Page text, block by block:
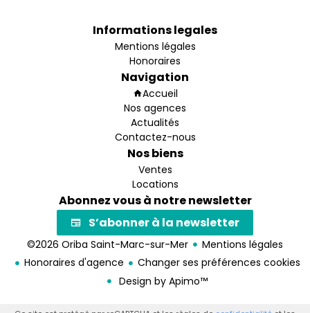
Informations legales
Mentions légales
Honoraires
Navigation
Accueil
Nos agences
Actualités
Contactez-nous
Nos biens
Ventes
Locations
Abonnez vous à notre newsletter
S’abonner à la newsletter
©2026 Oriba Saint-Marc-sur-Mer
Mentions légales
Honoraires d'agence
Changer ses préférences cookies
Design by Apimo™